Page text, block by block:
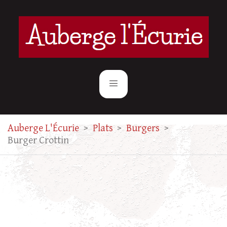
Auberge L'Écurie > Plats > Burgers >
Burger Crottin